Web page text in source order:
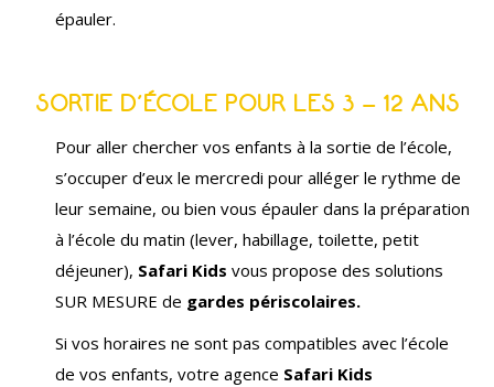
épauler.
SORTIE D’ÉCOLE POUR LES 3 – 12 ANS
Pour aller chercher vos enfants à la sortie de l’école,
s’occuper d’eux le mercredi pour alléger le rythme de
leur semaine, ou bien vous épauler dans la préparation
à l’école du matin (lever, habillage, toilette, petit
déjeuner), Safari Kids vous propose des solutions
SUR MESURE de gardes périscolaires.
Si vos horaires ne sont pas compatibles avec l’école
de vos enfants, votre agence Safari Kids